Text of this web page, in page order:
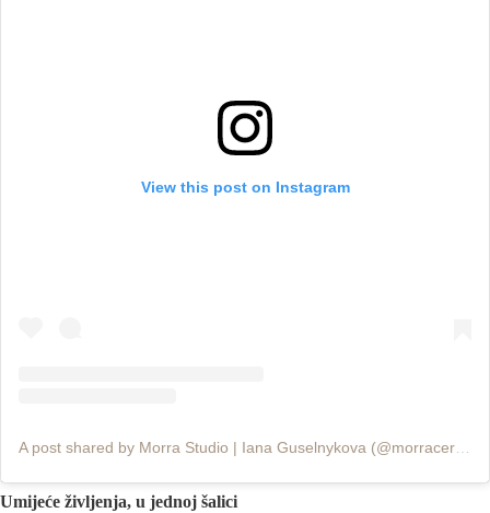
View this post on Instagram
Umijeće življenja, u jednoj šalici